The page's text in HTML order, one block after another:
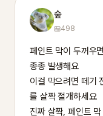
숲
498
페인트 막이 두꺼우
종종 발생해요
이걸 막으려면 떼기
를 살짝 절개하세요
진짜 살짝, 페인트